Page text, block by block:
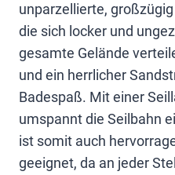
unparzellierte,
die sich locker und
gesamte Gelände
und ein herrlicher
Badespaß. Mit einer
umspannt die Seilbahn
ist somit auch
geeignet, da an jeder